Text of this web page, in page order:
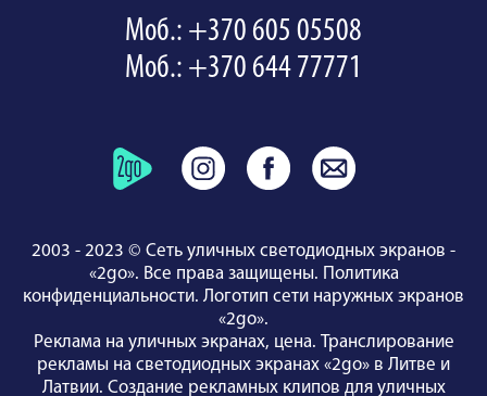
Моб.: +370 605 05508
Моб.: +370 644 77771
2003 - 2023 © Сеть уличных светодиодных экранов -
«2go». Все права защищены. Политика
конфиденциальности. Логотип сети наружных экранов
«2go».
Реклама на уличных экранах, цена. Транслирование
рекламы на светодиодных экранах «2go» в Литве и
Латвии. Создание рекламных клипов для уличных